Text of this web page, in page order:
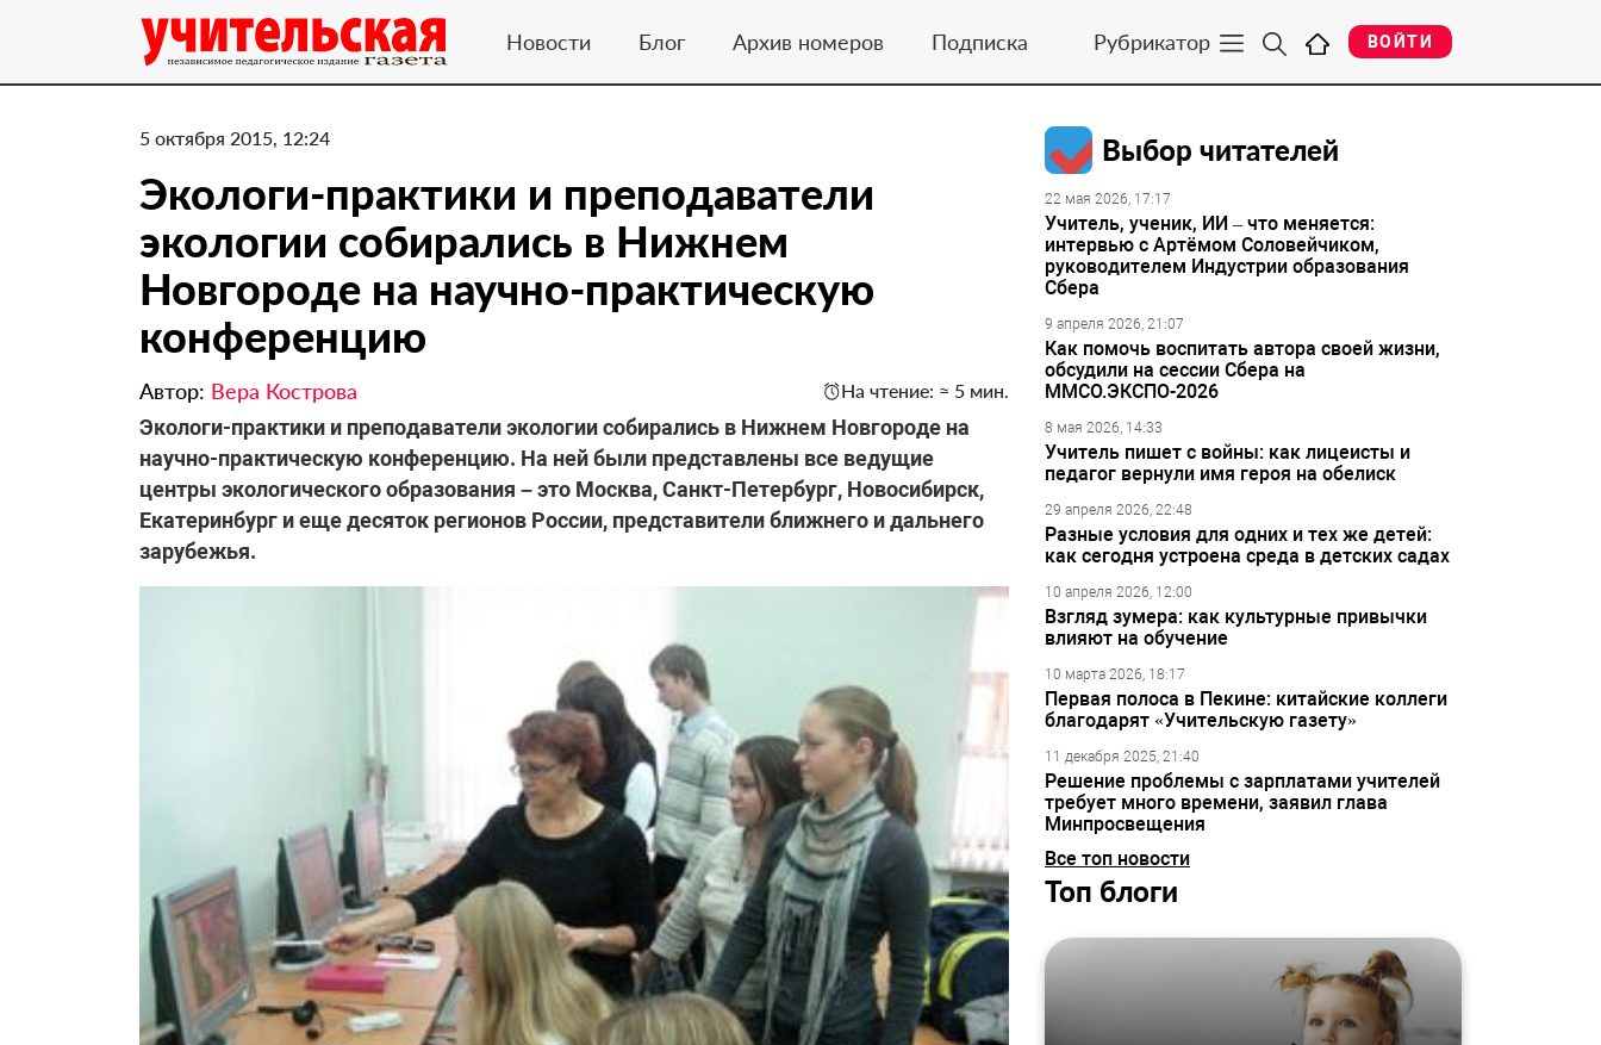
Новости Блог Архив номеров Подписка Рубрикатор ВОЙТИ
5 октября 2015, 12:24
Экологи-практики и преподаватели
экологии собирались в Нижнем
Новгороде на научно-практическую
конференцию
Автор: Вера Кострова На чтение: ≈ 5 мин.
Экологи-практики и преподаватели экологии собирались в Нижнем Новгороде на
научно-практическую конференцию. На ней были представлены все ведущие
центры экологического образования – это Москва, Санкт-Петербург, Новосибирск,
Екатеринбург и еще десяток регионов России, представители ближнего и дальнего
зарубежья.
Выбор читателей
22 мая 2026, 17:17
Учитель, ученик, ИИ – что меняется:
интервью с Артёмом Соловейчиком,
руководителем Индустрии образования
Сбера
9 апреля 2026, 21:07
Как помочь воспитать автора своей жизни,
обсудили на сессии Сбера на
ММСО.ЭКСПО-2026
8 мая 2026, 14:33
Учитель пишет с войны: как лицеисты и
педагог вернули имя героя на обелиск
29 апреля 2026, 22:48
Разные условия для одних и тех же детей:
как сегодня устроена среда в детских садах
10 апреля 2026, 12:00
Взгляд зумера: как культурные привычки
влияют на обучение
10 марта 2026, 18:17
Первая полоса в Пекине: китайские коллеги
благодарят «Учительскую газету»
11 декабря 2025, 21:40
Решение проблемы с зарплатами учителей
требует много времени, заявил глава
Минпросвещения
Все топ новости
Топ блоги